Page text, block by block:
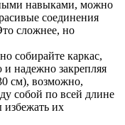
навыками, можно
соединения
сложнее, но
собирайте каркас,
надежно закрепляя
см), возможно,
собой по всей длине
их